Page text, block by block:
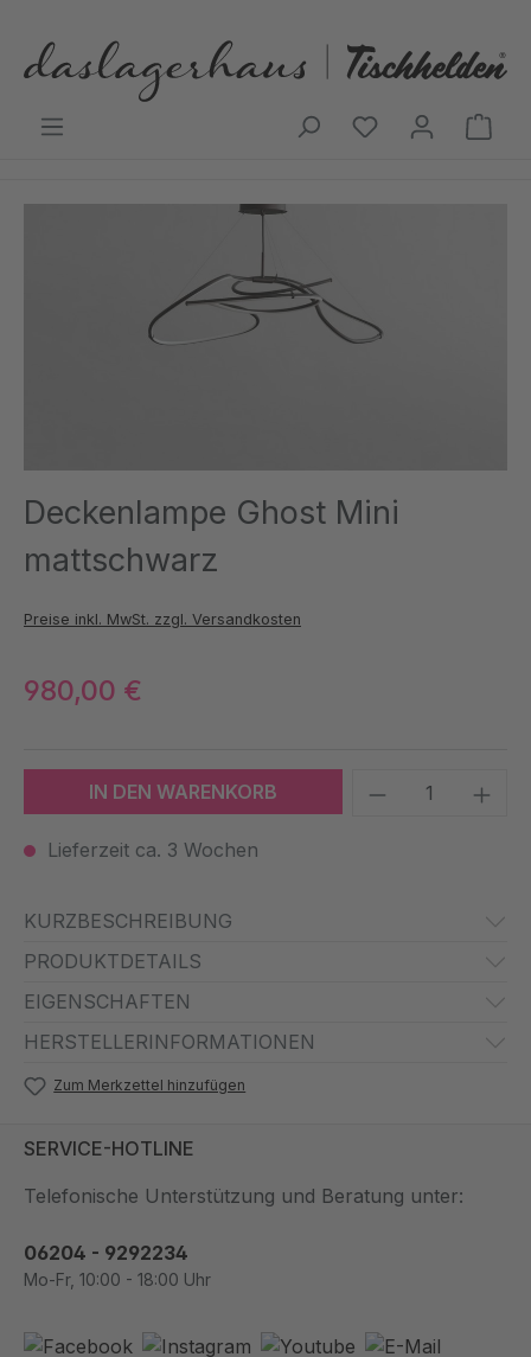
Bildergalerie überspringen
Deckenlampe Ghost Mini
mattschwarz
Preise inkl. MwSt. zzgl. Versandkosten
980,00 €
IN DEN WARENKORB Produkt
Lieferzeit ca. 3 Wochen
KURZBESCHREIBUNG
PRODUKTDETAILS
EIGENSCHAFTEN
HERSTELLERINFORMATIONEN
Zum Merkzettel hinzufügen
SERVICE-HOTLINE
Telefonische Unterstützung und Beratung unter:
06204 - 9292234
Mo-Fr, 10:00 - 18:00 Uhr